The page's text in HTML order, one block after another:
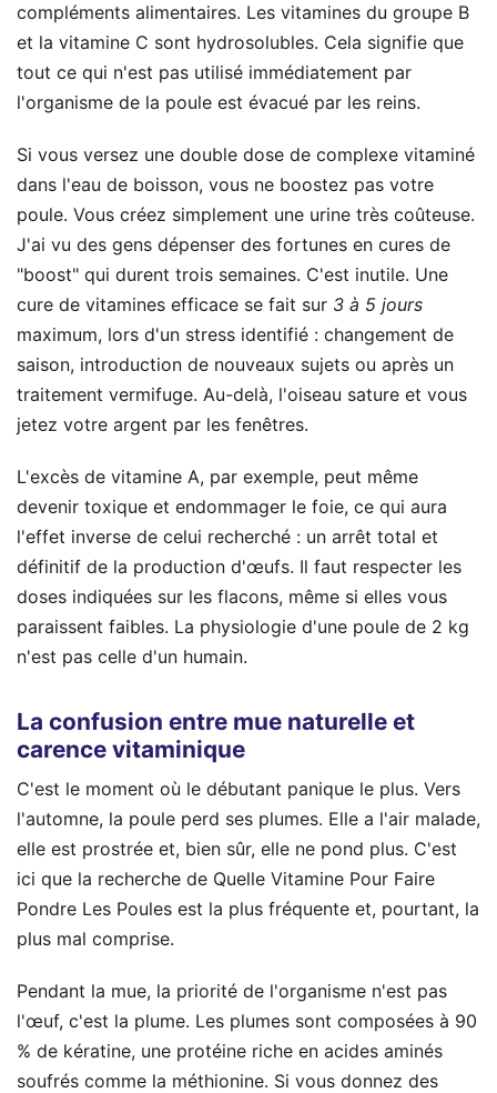
compléments alimentaires. Les vitamines du groupe B
et la vitamine C sont hydrosolubles. Cela signifie que
tout ce qui n'est pas utilisé immédiatement par
l'organisme de la poule est évacué par les reins.
Si vous versez une double dose de complexe vitaminé
dans l'eau de boisson, vous ne boostez pas votre
poule. Vous créez simplement une urine très coûteuse.
J'ai vu des gens dépenser des fortunes en cures de
"boost" qui durent trois semaines. C'est inutile. Une
cure de vitamines efficace se fait sur 3 à 5 jours
maximum, lors d'un stress identifié : changement de
saison, introduction de nouveaux sujets ou après un
traitement vermifuge. Au-delà, l'oiseau sature et vous
jetez votre argent par les fenêtres.
L'excès de vitamine A, par exemple, peut même
devenir toxique et endommager le foie, ce qui aura
l'effet inverse de celui recherché : un arrêt total et
définitif de la production d'œufs. Il faut respecter les
doses indiquées sur les flacons, même si elles vous
paraissent faibles. La physiologie d'une poule de 2 kg
n'est pas celle d'un humain.
La confusion entre mue naturelle et
carence vitaminique
C'est le moment où le débutant panique le plus. Vers
l'automne, la poule perd ses plumes. Elle a l'air malade,
elle est prostrée et, bien sûr, elle ne pond plus. C'est
ici que la recherche de Quelle Vitamine Pour Faire
Pondre Les Poules est la plus fréquente et, pourtant, la
plus mal comprise.
Pendant la mue, la priorité de l'organisme n'est pas
l'œuf, c'est la plume. Les plumes sont composées à 90
% de kératine, une protéine riche en acides aminés
soufrés comme la méthionine. Si vous donnez des